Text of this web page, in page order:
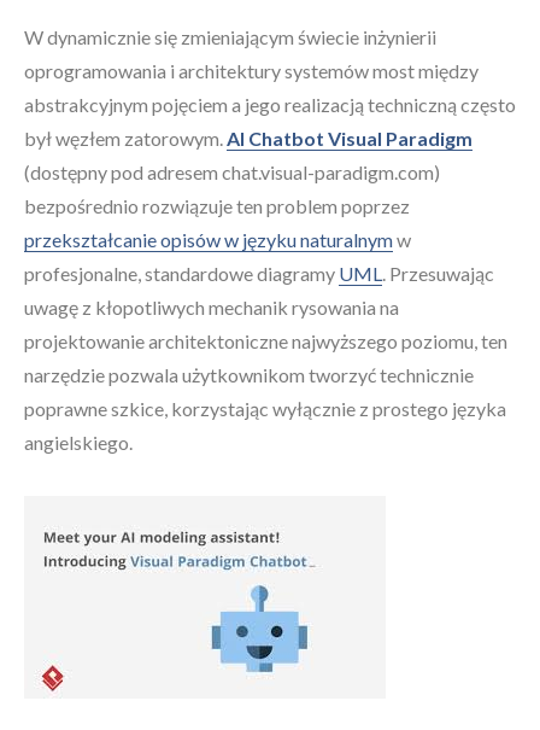
W dynamicznie się zmieniającym świecie inżynierii
oprogramowania i architektury systemów most między
abstrakcyjnym pojęciem a jego realizacją techniczną często
był węzłem zatorowym.AI Chatbot Visual Paradigm
(dostępny pod adresem chat.visual-paradigm.com)
bezpośrednio rozwiązuje ten problem poprzez
przekształcanie opisów w języku naturalnymw
profesjonalne, standardowe diagramy UML. Przesuwając
uwagę z kłopotliwych mechanik rysowania na
projektowanie architektoniczne najwyższego poziomu, ten
narzędzie pozwala użytkownikom tworzyć technicznie
poprawne szkice, korzystając wyłącznie z prostego języka
angielskiego.